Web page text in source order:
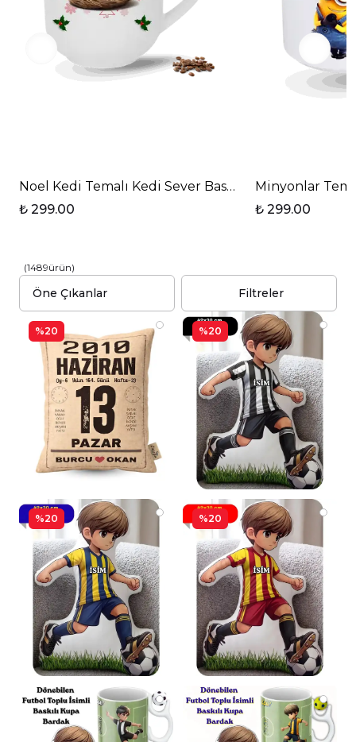
Noel Kedi Temalı Kedi Sever Baskılı Elit Lüx
₺ 299.00
Minyonlar
₺ 299.00
(1489ürün)
Filtreler
%20 %20
%20 %20